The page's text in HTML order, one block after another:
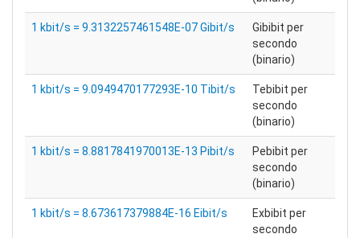
1 kbit/s = 9.3132257461548E-07 Gibit/s
Gibibit per
secondo
(binario)
1 kbit/s = 9.0949470177293E-10 Tibit/s
Tebibit per
secondo
(binario)
1 kbit/s = 8.8817841970013E-13 Pibit/s
Pebibit per
secondo
(binario)
1 kbit/s = 8.673617379884E-16 Eibit/s
Exbibit per
secondo